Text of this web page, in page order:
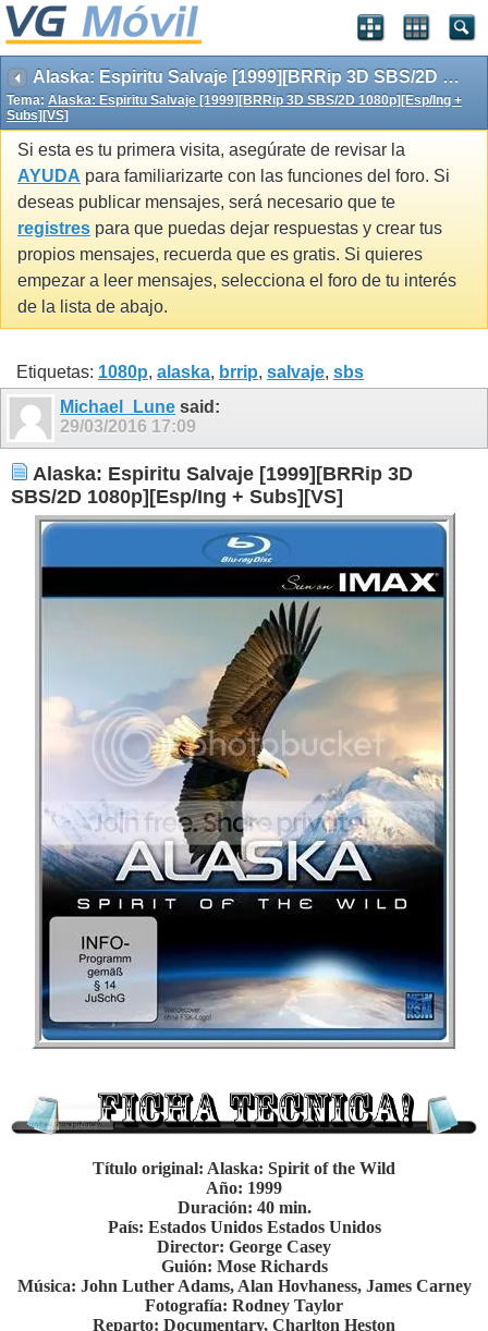
Alaska: Espiritu Salvaje [1999][BRRip 3D SBS/2D 1080p][Esp/Ing + Subs][VS]
Tema: Alaska: Espiritu Salvaje [1999][BRRip 3D SBS/2D 1080p][Esp/Ing +
Subs][VS]
Si esta es tu primera visita, asegúrate de revisar la
AYUDA para familiarizarte con las funciones del foro. Si
deseas publicar mensajes, será necesario que te
registres para que puedas dejar respuestas y crear tus
propios mensajes, recuerda que es gratis. Si quieres
empezar a leer mensajes, selecciona el foro de tu interés
de la lista de abajo.
Etiquetas: 1080p, alaska, brrip, salvaje, sbs
Michael_Lune said:
29/03/2016 17:09
Alaska: Espiritu Salvaje [1999][BRRip 3D
SBS/2D 1080p][Esp/Ing + Subs][VS]
Título original: Alaska: Spirit of the Wild
Año: 1999
Duración: 40 min.
País: Estados Unidos Estados Unidos
Director: George Casey
Guión: Mose Richards
Música: John Luther Adams, Alan Hovhaness, James Carney
Fotografía: Rodney Taylor
Reparto: Documentary, Charlton Heston